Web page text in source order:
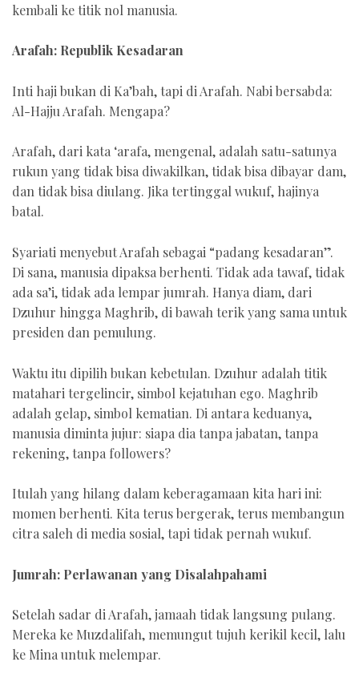
kembali ke titik nol manusia.
Arafah: Republik Kesadaran
Inti haji bukan di Ka’bah, tapi di Arafah. Nabi bersabda:
Al-Hajju Arafah. Mengapa?
Arafah, dari kata ‘arafa, mengenal, adalah satu-satunya
rukun yang tidak bisa diwakilkan, tidak bisa dibayar dam,
dan tidak bisa diulang. Jika tertinggal wukuf, hajinya
batal.
Syariati menyebut Arafah sebagai “padang kesadaran”.
Di sana, manusia dipaksa berhenti. Tidak ada tawaf, tidak
ada sa’i, tidak ada lempar jumrah. Hanya diam, dari
Dzuhur hingga Maghrib, di bawah terik yang sama untuk
presiden dan pemulung.
Waktu itu dipilih bukan kebetulan. Dzuhur adalah titik
matahari tergelincir, simbol kejatuhan ego. Maghrib
adalah gelap, simbol kematian. Di antara keduanya,
manusia diminta jujur: siapa dia tanpa jabatan, tanpa
rekening, tanpa followers?
Itulah yang hilang dalam keberagamaan kita hari ini:
momen berhenti. Kita terus bergerak, terus membangun
citra saleh di media sosial, tapi tidak pernah wukuf.
Jumrah: Perlawanan yang Disalahpahami
Setelah sadar di Arafah, jamaah tidak langsung pulang.
Mereka ke Muzdalifah, memungut tujuh kerikil kecil, lalu
ke Mina untuk melempar.